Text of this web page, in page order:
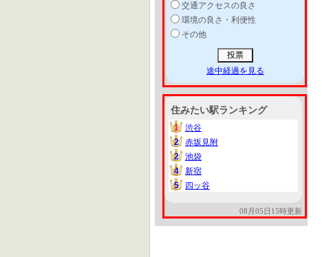
交通アクセスの良さ
環境の良さ・利便性
その他
途中経過を見る
住みたい駅ランキング
1
1
渋谷
2
2
赤坂見附
2
2
池袋
4
4
新宿
5
5 四ッ谷
08月05日15時更新